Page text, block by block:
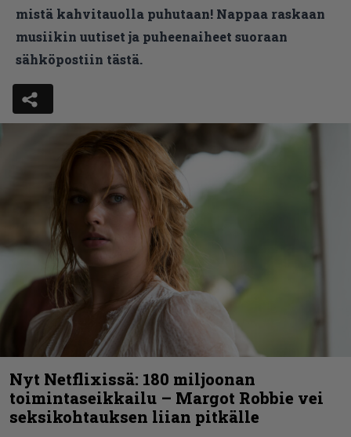
mistä kahvitauolla puhutaan! Nappaa raskaan
musiikin uutiset ja puheenaiheet suoraan
sähköpostiin tästä.
Nyt Netflixissä: 180 miljoonan
toimintaseikkailu – Margot Robbie vei
seksikohtauksen liian pitkälle